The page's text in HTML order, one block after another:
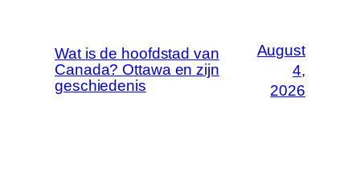
Wat is de hoofdstad van
Canada? Ottawa en zijn
geschiedenis
August
4,
2026